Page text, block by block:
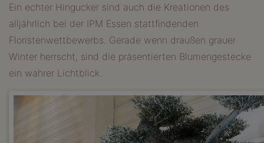
Ein echter Hingucker sind auch die Kreationen des
alljährlich bei der IPM Essen stattfindenden
Floristenwettbewerbs. Gerade wenn draußen grauer
Winter herrscht, sind die präsentierten Blumengestecke
ein wahrer Lichtblick.